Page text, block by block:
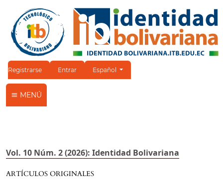
Registrarse Entrar Cambiar el idioma. El idioma actual es:
Español
MENÚ
Vol. 10 Núm. 2 (2026): Identidad Bolivariana
ARTÍCULOS ORIGINALES